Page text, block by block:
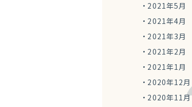
2021年5月
2021年4月
2021年3月
2021年2月
2021年1月
2020年12月
2020年11月